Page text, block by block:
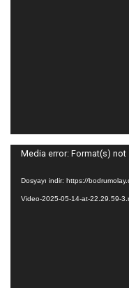
Video
Media error: Format(s)
Dosyayı indir: https://
Video-2025-05-14-at-22.29.59-